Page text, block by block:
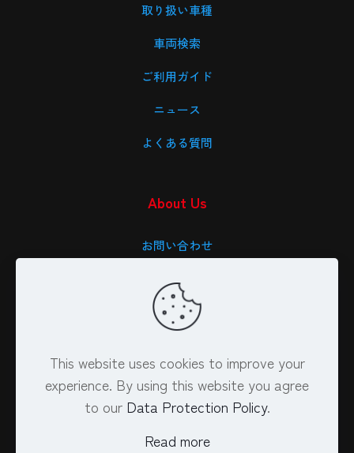
取り扱い車種
車両検索
ご利用ガイド
ニュース
よくある質問
About Us
お問い合わせ
特定商取引法に基づく表記
This website uses cookies to improve your
experience. By using this website you agree
to our Data Protection Policy.
Read more